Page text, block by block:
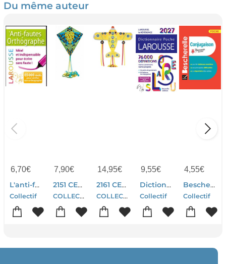
Du même auteur
6,70€
L'anti-fautes D'orthographe
Collectif
7,90€
2151 CERF VOLANT HIBOO
COLLECTIF
14,95€
2161 CERF VOLANT MAXI PLANE
COLLECTIF
9,55€
Dictionnaire Larousse Poche (edition 2027)
Collectif
4,55€
Bescherelle : Conjugaison
Collectif